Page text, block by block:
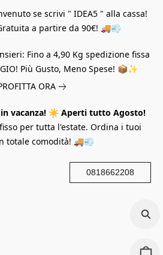
se scrivi " IDEA5 " alla cassa!
a partire da 90€! 🚚💨
Fino a 4,90 Kg spedizione fissa
Più Gusto, Meno Spese! 📦✨
ORA
vacanza! ☀️ Aperti tutto Agosto!
per tutta l'estate. Ordina i tuoi
totale comodità! 🚚💨
0818662208